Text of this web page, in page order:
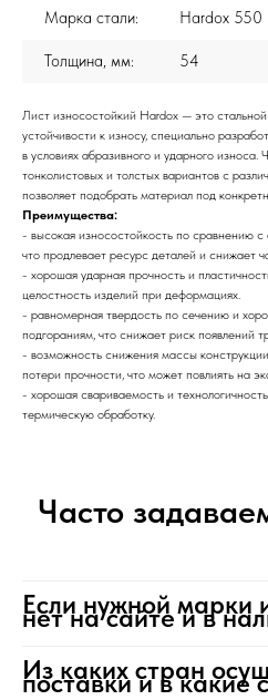
Марка стали: Hardox 550
Толщина, мм: 54
Лист износостойкий Hardox — это
устойчивости к износу, специально
в условиях абразивного и ударного износа.
тонколистовых и толстых вариантов с
позволяет подобрать материал под
Преимущества:
- высокая износостойкость по сравнению
что продлевает ресурс деталей и снижает
- хорошая ударная прочность и
целостность изделий при деформациях.
- равномерная твердость по сечению и
подгораниям, что снижает риск появлений
- возможность снижения массы
потери прочности, что может повлиять на
- хорошая свариваемость и
термическую обработку.
Часто
Если нужной марки
нет на сайте и в
Из каких стран
поставки и в какие